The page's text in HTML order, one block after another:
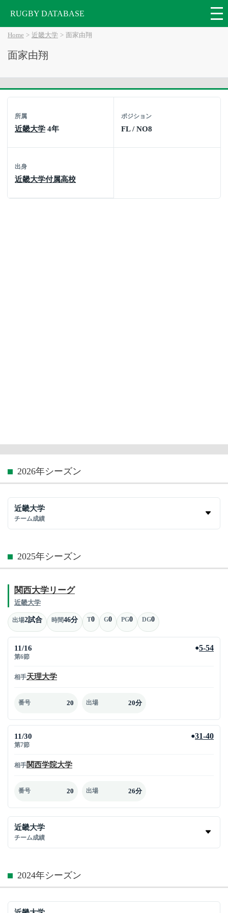
RUGBY DATABASE
Home 近畿大学 面家由翔
面家由翔
所属
近畿大学 4年
ポジション
FL / NO8
出身
近畿大学付属高校
2026年シーズン
近畿大学
チーム成績
2025年シーズン
関西大学リーグ
近畿大学
出場2試合 時間46分 T0 G0 PG0 DG0
11/16
第6節
●5-54
相手天理大学
番号 20 出場 20分
11/30
第7節
●31-40
相手関西学院大学
番号 20 出場 26分
近畿大学
チーム成績
2024年シーズン